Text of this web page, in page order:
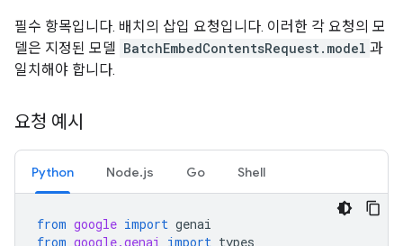
필수 항목입니다. 배치의 삽입 요청입니다. 이러한 각 요청의 모
델은 지정된 모델 BatchEmbedContentsRequest.model 과
일치해야 합니다.
요청 예시
Python Node.js Go Shell
from google import genai
from google.genai import types